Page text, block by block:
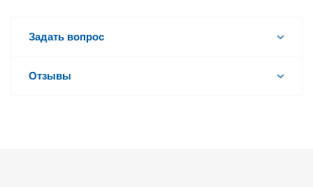
Задать вопрос
Отзывы